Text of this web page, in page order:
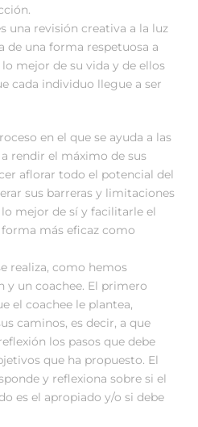
una revisión creativa a la luz
de una forma respetuosa a
mejor de su vida y de ellos
cada individuo llegue a ser
en el que se ayuda a las
rendir el máximo de sus
aflorar todo el potencial del
sus barreras y limitaciones
mejor de sí y facilitarle el
más eficaz como
realiza, como hemos
y un coachee. El primero
el coachee le plantea,
caminos, es decir, a que
los pasos que debe
que ha propuesto. El
y reflexiona sobre si el
es el apropiado y/o si debe